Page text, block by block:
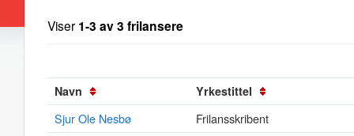
Viser 1-3 av 3 frilansere
Navn Yrkestittel
Sjur Ole Nesbø
Frilansskribent